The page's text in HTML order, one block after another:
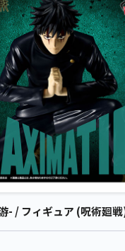
- / フィギュア (呪術廻